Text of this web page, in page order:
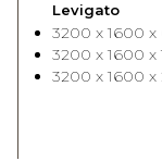
Levigato
3200 x 1600 x
3200 x 1600 x
3200 x 1600 x